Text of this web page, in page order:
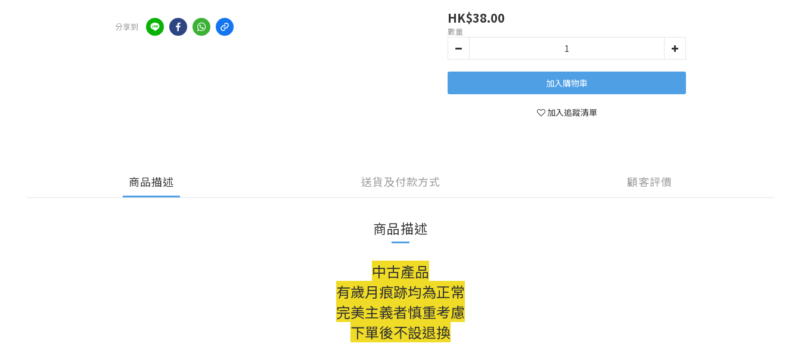
分享到
HK$38.00
數量
加入購物車
加入追蹤清單
商品描述 送貨及付款方式 顧客評價
商品描述
中古產品
有歲月痕跡均為正常
完美主義者慎重考慮
下單後不設退換